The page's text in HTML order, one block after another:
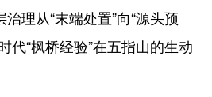
理从“末端处置”向“源头预
代“枫桥经验”在五指山的生动